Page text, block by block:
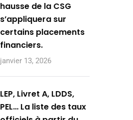
hausse de la CSG
s’appliquera sur
certains placements
financiers.
janvier 13, 2026
LEP, Livret A, LDDS,
PEL… La liste des taux